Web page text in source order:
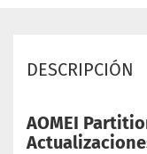
DESCRIPCIÓN
AOMEI